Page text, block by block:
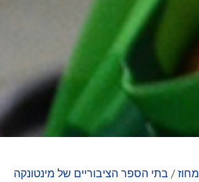
בתי הספר הציבוריים של מינטונקה /מחוז